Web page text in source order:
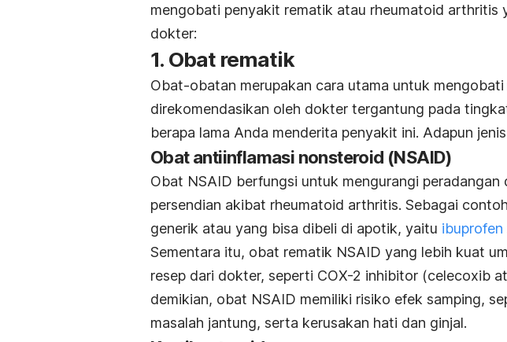
mengobati penyakit rematik atau rheumatoid arthritis
dokter:
1. Obat rematik
Obat-obatan merupakan cara utama untuk
direkomendasikan oleh dokter tergantung pada
berapa lama Anda menderita penyakit ini. Adapun
Obat antiinflamasi nonsteroid (NSAID)
Obat NSAID berfungsi untuk mengurangi peradangan
persendian akibat rheumatoid arthritis. Sebagai
generik atau yang bisa dibeli di apotik, yaitu ibuprofen
Sementara itu, obat rematik NSAID yang lebih kuat
resep dari dokter, seperti COX-2 inhibitor (celecoxib
demikian, obat NSAID memiliki risiko efek samping,
masalah jantung, serta kerusakan hati dan ginjal.